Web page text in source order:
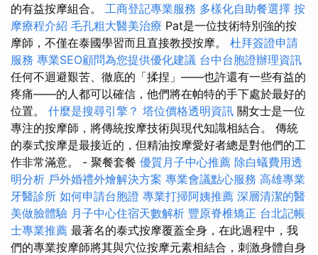
的有益按摩組合。 工商登記專業服務 多樣化自助餐選擇 按
摩療程介紹 毛孔粗大醫美治療 Pat是一位技術特別強的按
摩師，不僅在泰國學習而且直接教授按摩。 杜拜簽證申請
服務 專業SEO顧問為您提供優化建議 台中台胞證辦理資訊
任何不迴避艱苦、徹底的「揉捏」——也許還有一些有益的
疼痛——的人都可以確信，他們將在帕特的手下處於最好的
位置。 什麼是搜尋引擎？ 塔位價格透明資訊 關女士是一位
專注的按摩師，將傳統按摩技術與現代知識相結合。 傳統
的泰式按摩是最接近的，但精油按摩愛好者總是對他們的工
作非常滿意。 - 聚餐套餐 優質月子中心推薦 除白蟻費用透
明分析 戶外婚禮外燴解決方案 專業會議點心服務 高雄專業
牙醫診所 如何申請台胞證 專業打掃阿姨推薦 深層清潔的醫
美做臉體驗 月子中心住宿天數解析 豐原脊椎矯正 台北記帳
士專業推薦 最著名的泰式按摩覆蓋全身，在此過程中，我
們的專業按摩師將其與穴位按摩元素相結合，刺激身體自身